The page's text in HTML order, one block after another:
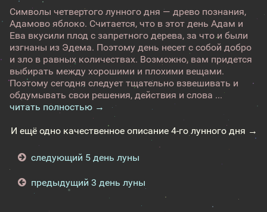
Символы четвертого лунного дня — древо познания,
Адамово яблоко. Считается, что в этот день Адам и
Ева вкусили плод с запретного дерева, за что и были
изгнаны из Эдема. Поэтому день несет с собой добро
и зло в равных количествах. Возможно, вам придется
выбирать между хорошими и плохими вещами.
Поэтому сегодня следует тщательно взвешивать и
обдумывать свои решения, действия и слова ...
читать полностью →
И ещё одно качественное описание 4-го лунного дня →
следующий 5 день луны
предыдущий 3 день луны